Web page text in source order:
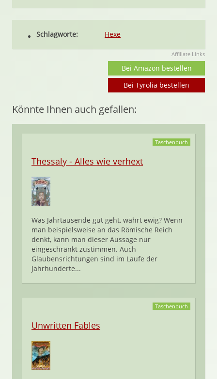
Schlagworte: Hexe
Affiliate Links
Bei Amazon bestellen
Bei Tyrolia bestellen
Könnte Ihnen auch gefallen:
Taschenbuch
Thessaly - Alles wie verhext
Was Jahrtausende gut geht, währt ewig? Wenn
man beispielsweise an das Römische Reich
denkt, kann man dieser Aussage nur
eingeschränkt zustimmen. Auch
Glaubensrichtungen sind im Laufe der
Jahrhunderte...
Taschenbuch
Unwritten Fables